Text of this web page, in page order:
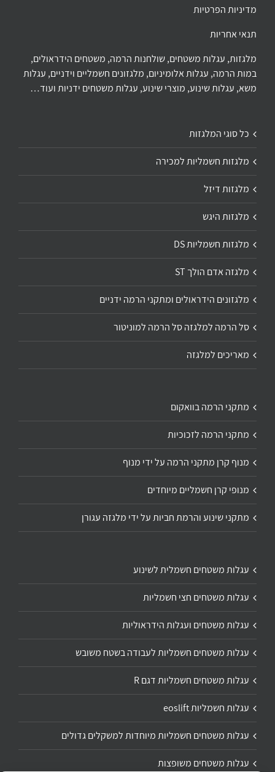
מדיניות הפרטיות
תנאי אחריות
מלגזות, עגלות משטחים, שולחנות הרמה, משטחים הידראולים,
במות הרמה, עגלות אלומיניום, מלגזונים חשמליים וידניים, עגלות
משא, עגלות שינוע, מוצרי שינוע, עגלות משטחים ידניות ועוד…
כל סוגי המלגזות
מלגזות חשמליות למכירה
מלגזות דיזל
מלגזות היגש
מלגזות חשמליות DS
מלגזה אדם הולך ST
מלגזונים הידראולים ומתקני הרמה ידניים
סל הרמה למלגזה סל הרמה למוניטור
מאריכים למלגזה
מתקני הרמה בוואקום
מתקני הרמה לזכוכיות
מנוף קרן מתקני הרמה על ידי מנוף
מנופי קרן חשמליים מיוחדים
מתקני שינוע והרמת חביות על ידי מלגזה עגורן
עגלות משטחים חשמלית לשינוע
עגלות משטחים חצי חשמליות
עגלות משטחים ועגלות הידראוליות
עגלות משטחים חשמליות לעבודה בשטח משובש
עגלות משטחים חשמליות דגם R
עגלות חשמליות eoslift
עגלות משטחים חשמליות מיוחדות למשקלים גדולים
עגלות משטחים משופצות